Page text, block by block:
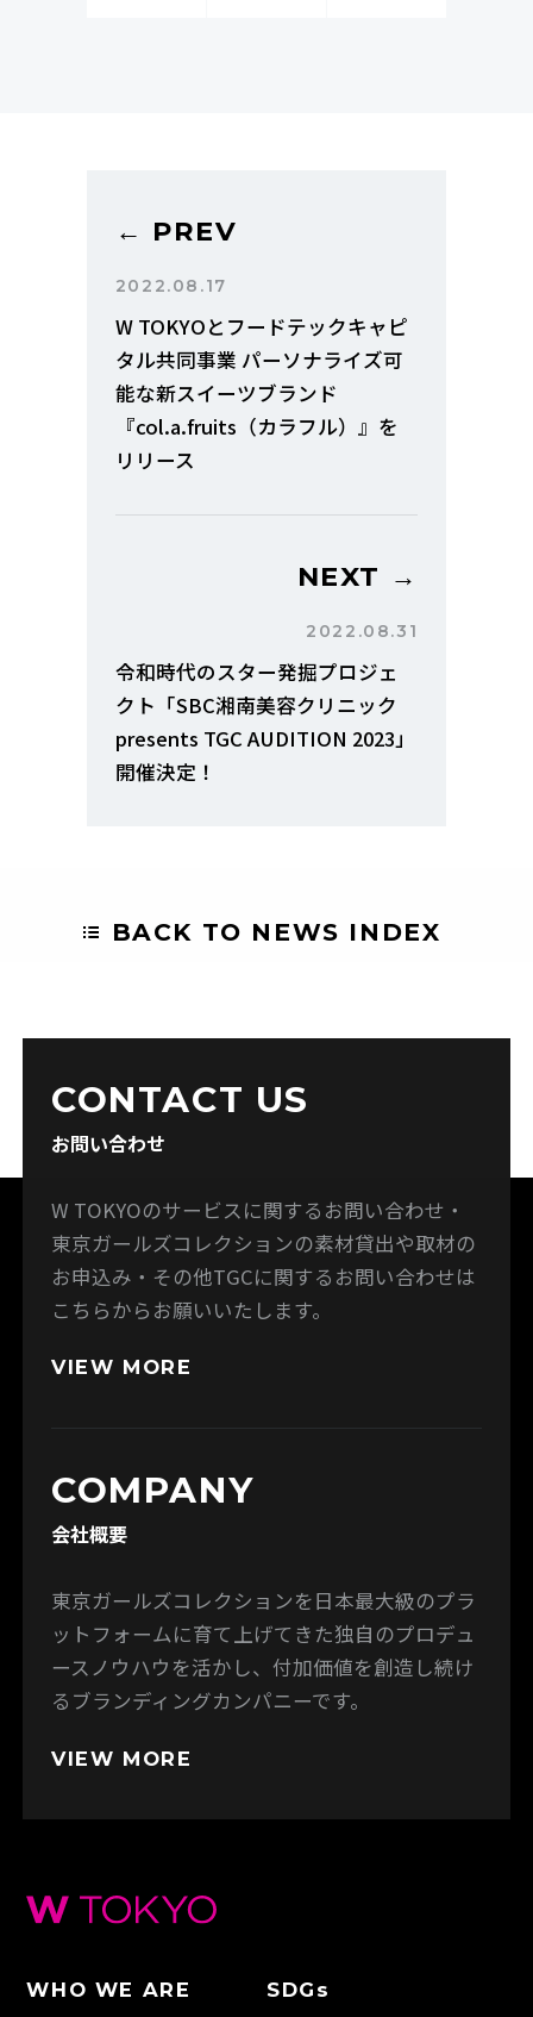
← PREV
2022.08.17
W TOKYOとフードテックキャピ
タル共同事業 パーソナライズ可
能な新スイーツブランド
『col.a.fruits（カラフル）』を
リリース
NEXT →
2022.08.31
令和時代のスター発掘プロジェ
クト「SBC湘南美容クリニック
presents TGC AUDITION 2023」
開催決定！
BACK TO NEWS INDEX
CONTACT US
お問い合わせ
W TOKYOのサービスに関するお問い合わせ・
東京ガールズコレクションの素材貸出や取材の
お申込み・その他TGCに関するお問い合わせは
こちらからお願いいたします。
VIEW MORE
COMPANY
会社概要
東京ガールズコレクションを日本最大級のプラ
ットフォームに育て上げてきた独自のプロデュ
ースノウハウを活かし、付加価値を創造し続け
るブランディングカンパニーです。
VIEW MORE
WHO WE ARE SDGs